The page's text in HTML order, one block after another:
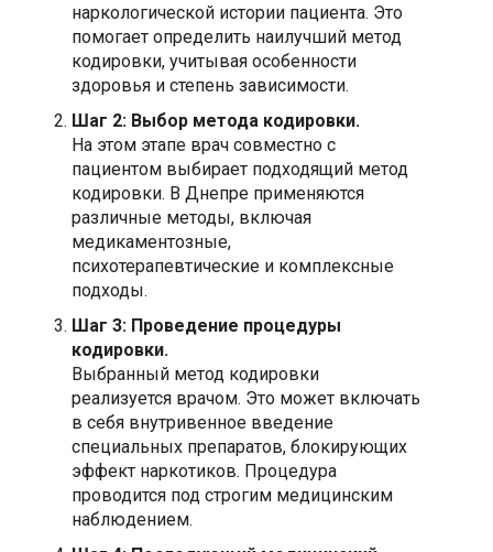
наркологической истории пациента. Это
помогает определить наилучший метод
кодировки, учитывая особенности
здоровья и степень зависимости.
Шаг 2: Выбор метода кодировки.
На этом этапе врач совместно с
пациентом выбирает подходящий метод
кодировки. В Днепре применяются
различные методы, включая
медикаментозные,
психотерапевтические и комплексные
подходы.
Шаг 3: Проведение процедуры
кодировки.
Выбранный метод кодировки
реализуется врачом. Это может включать
в себя внутривенное введение
специальных препаратов, блокирующих
эффект наркотиков. Процедура
проводится под строгим медицинским
наблюдением.